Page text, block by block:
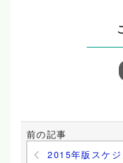
前の記事
2015年版スケジ